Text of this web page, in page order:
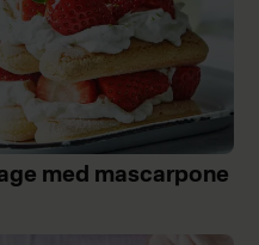
med mascarpone